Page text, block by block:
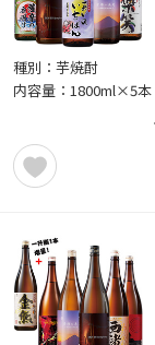
種別：芋焼酎
内容量：1800ml×5本